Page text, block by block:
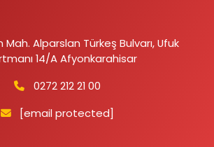
Alparslan Türkeş Bulvarı, Ufuk
14/A Afyonkarahisar
0272 212 21 00
[email protected]